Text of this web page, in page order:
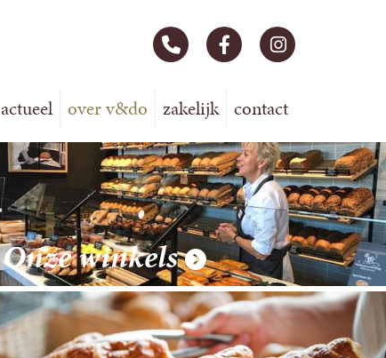
actueel over v&do zakelijk contact
Onze winkels